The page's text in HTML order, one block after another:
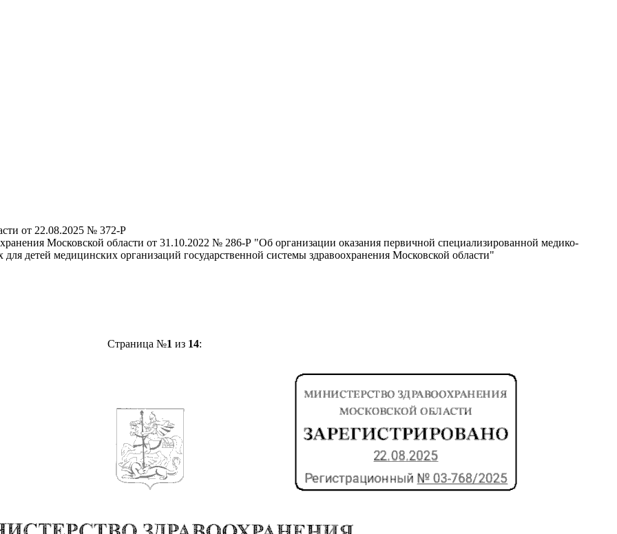
от 22.08.2025 № 372-Р
Московской области от 31.10.2022 № 286-Р "Об организации оказания первичной специализированной медико-
детей медицинских организаций государственной системы здравоохранения Московской области"
Страница №1 из 14: